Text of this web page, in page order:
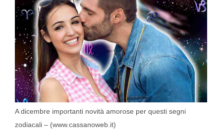
A dicembre importanti novità amorose per questi segni
zodiacali – (www.cassanoweb.it)